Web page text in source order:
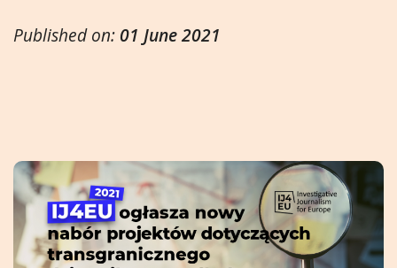
Published on: 01 June 2021